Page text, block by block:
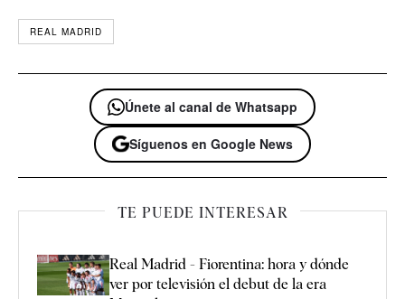
REAL MADRID
Únete al canal de Whatsapp
Síguenos en Google News
TE PUEDE INTERESAR
Real Madrid - Fiorentina: hora y dónde
ver por televisión el debut de la era